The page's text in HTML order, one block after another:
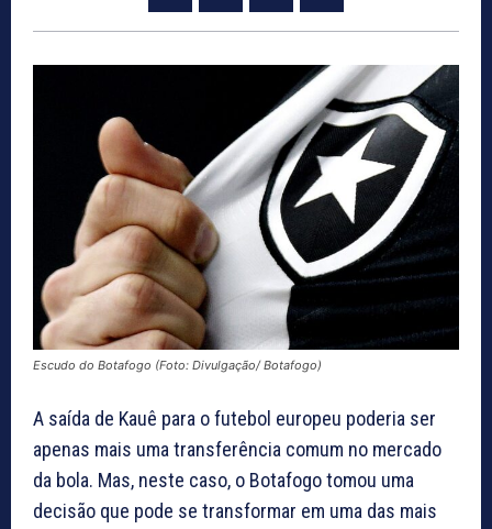
Escudo do Botafogo (Foto: Divulgação/ Botafogo)
A saída de Kauê para o futebol europeu poderia ser
apenas mais uma transferência comum no mercado
da bola. Mas, neste caso, o Botafogo tomou uma
decisão que pode se transformar em uma das mais